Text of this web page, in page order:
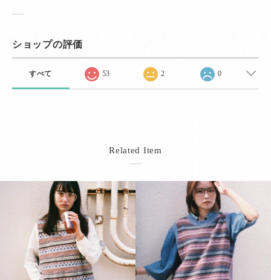
ショップの評価
すべて 53 2 0
Related Item